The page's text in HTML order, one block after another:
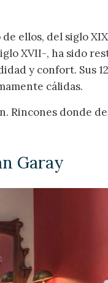
ellos, del siglo
XVII-, ha sido
y confort. Sus
cálidas.
Rincones donde
Garay